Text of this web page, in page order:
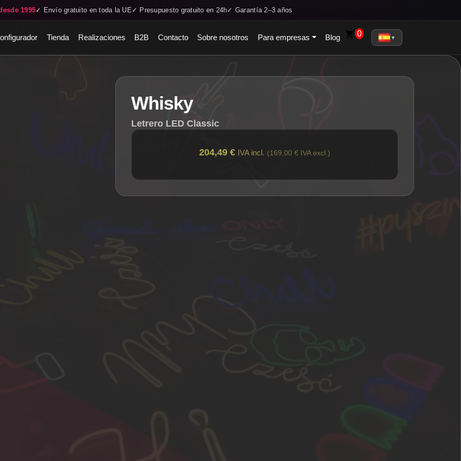
1995✓ Envío gratuito en toda la UE ✓ Presupuesto gratuito en 24h✓ Garantía 2–3 años
Tienda Realizaciones B2B Contacto Sobre nosotros Para empresas Blog 0 ▼
Whisky
Letrero LED Classic
204,49 € IVA incl. (169,00 € IVA excl.)